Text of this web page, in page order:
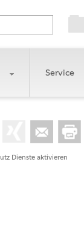
Service
Dienste aktivieren